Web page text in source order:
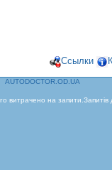
Ссылки
AUTODOCTOR.OD.UA
витрачено на